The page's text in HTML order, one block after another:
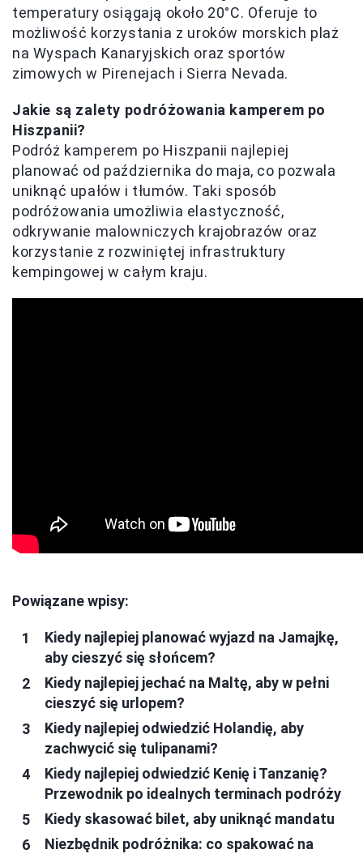
temperatury osiągają około 20°C. Oferuje to
możliwość korzystania z uroków morskich plaż
na Wyspach Kanaryjskich oraz sportów
zimowych w Pirenejach i Sierra Nevada.
Jakie są zalety podróżowania kamperem po
Hiszpanii?
Podróż kamperem po Hiszpanii najlepiej
planować od października do maja, co pozwala
uniknąć upałów i tłumów. Taki sposób
podróżowania umożliwia elastyczność,
odkrywanie malowniczych krajobrazów oraz
korzystanie z rozwiniętej infrastruktury
kempingowej w całym kraju.
Powiązane wpisy:
Kiedy najlepiej planować wyjazd na Jamajkę,
aby cieszyć się słońcem?
Kiedy najlepiej jechać na Maltę, aby w pełni
cieszyć się urlopem?
Kiedy najlepiej odwiedzić Holandię, aby
zachwycić się tulipanami?
Kiedy najlepiej odwiedzić Kenię i Tanzanię?
Przewodnik po idealnych terminach podróży
Kiedy skasować bilet, aby uniknąć mandatu
Niezbędnik podróżnika: co spakować na